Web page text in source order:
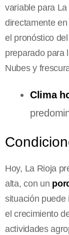
variable para
directamente
el pronóstico
preparado para
Nubes y
Clima
Hoy, La Rioja
alta, con un
situación puede
el crecimiento
actividades